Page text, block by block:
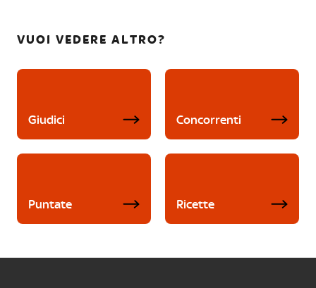
VUOI VEDERE ALTRO?
Giudici Concorrenti
Puntate Ricette